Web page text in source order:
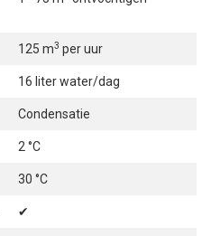
125 m3 per uur
16 liter water/dag
Condensatie
2 °C
30 °C
✔